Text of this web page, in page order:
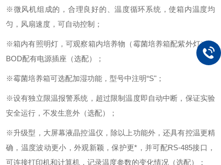
※微风机组成的，合理良好的、温度循环系统，使箱内温度均
匀，风扇速度，可自动控制；
※箱内有照明灯，可观察箱内培养物（霉菌培养箱配紫外灯），
BOD配有电源插座（选配）；
※霉菌培养箱可选配加湿功能，型号中注明“S"；
※设有独立限温报警系统，超过限制温度即自动中断，保证实验
安全运行，不发生意外（选配）；
※升级型，大屏幕液晶控温仪，除以上功能外，还具有控温更精
确，温度波动更小，外观新颖，保护更*，并可配RS-485接口，
可连接打印机和计算机，记录温度参数的变化情况（选配）；